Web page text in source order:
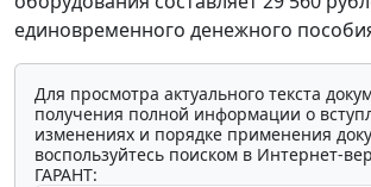
единовременного денежного
Для просмотра актуального текста
получения полной информации о
изменениях и порядке применения
воспользуйтесь поиском в Интернет-
ГАРАНТ: